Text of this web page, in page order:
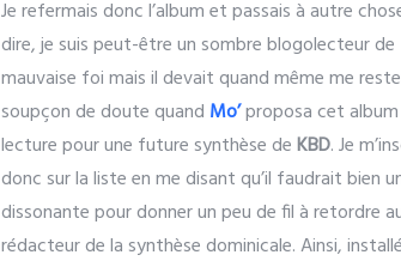
Je refermais donc l’album et passais à autre
dire, je suis peut-être un sombre blogolecteur de
mauvaise foi mais il devait quand même me
soupçon de doute quand Mo’proposa cet album
lecture pour une future synthèse deKBD. Je
donc sur la liste en me disant qu’il faudrait bien
dissonante pour donner un peu de fil à retordre
rédacteur de la synthèse dominicale. Ainsi,